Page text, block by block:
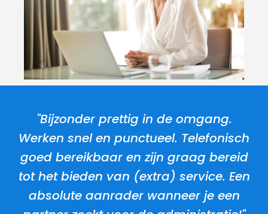
"Bijzonder prettig in de omgang.
Werken snel en punctueel. Telefonisch
goed bereikbaar en zijn graag bereid
tot het bieden van (extra) service. Een
absolute aanrader wanneer je een